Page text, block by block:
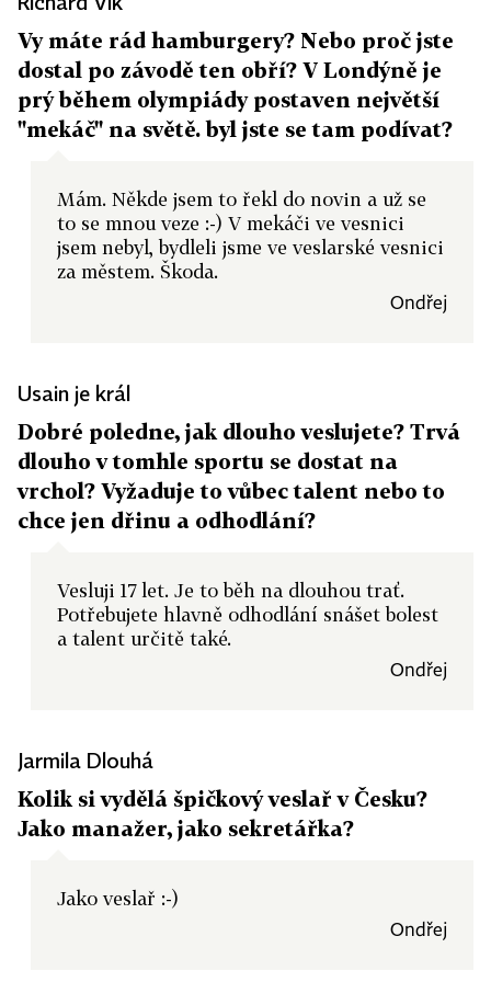
Vy máte rád hamburgery? Nebo proč jste
dostal po závodě ten obří? V Londýně je
prý během olympiády postaven největší
"mekáč" na světě. byl jste se tam podívat?
Mám. Někde jsem to řekl do novin a už se
to se mnou veze :-) V mekáči ve vesnici
jsem nebyl, bydleli jsme ve veslarské vesnici
za městem. Škoda.
Ondřej
Usain je král
Dobré poledne, jak dlouho veslujete? Trvá
dlouho v tomhle sportu se dostat na
vrchol? Vyžaduje to vůbec talent nebo to
chce jen dřinu a odhodlání?
Vesluji 17 let. Je to běh na dlouhou trať.
Potřebujete hlavně odhodlání snášet bolest
a talent určitě také.
Ondřej
Jarmila Dlouhá
Kolik si vydělá špičkový veslař v Česku?
Jako manažer, jako sekretářka?
Jako veslař :-)
Ondřej